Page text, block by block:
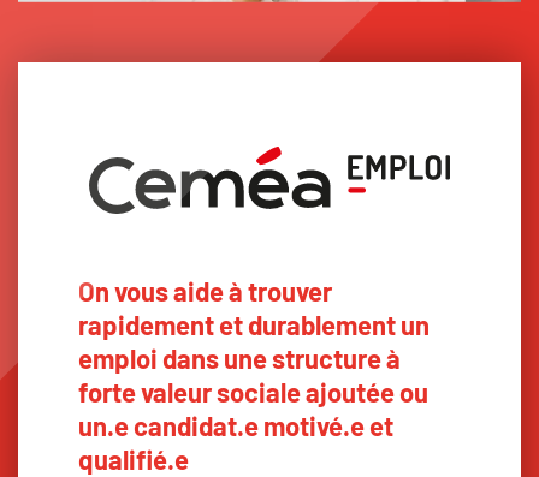
On vous aide à trouver
rapidement et durablement un
emploi dans une structure à
forte valeur sociale ajoutée ou
un.e candidat.e motivé.e et
qualifié.e